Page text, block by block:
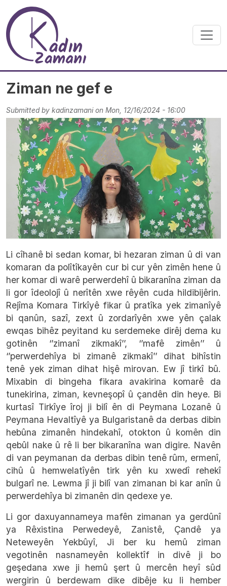
Skip to main content
Ziman ne gef e
Submitted by kadinzamani on Mon, 12/16/2024 - 16:00
Li cîhanê bi sedan komar, bi hezaran ziman û di van
komaran da polîtîkayên cur bi cur yên zimên hene û
her komar di warê perwerdehî û bikaranîna ziman da
li gor îdeolojî û nerîtên xwe rêyên cuda hildibijêrin.
Rejîma Komara Tirkîyê fikar û pratîka yek zimanîyê
bi qanûn, sazî, zext û zordarîyên xwe yên çalak
ewqas bihêz peyitand ku serdemeke dirêj dema ku
gotinên ‘’zimanî zikmakî’’, ‘’mafê zimên’’ û
‘’perwerdehîya bi zimanê zikmakî’’ dihat bihîstin
tenê yek ziman dihat hişê mirovan. Ew jî tirkî bû.
Mixabin di bingeha fikara avakirina komarê da
tunekirina, ziman, kevneşopî û çandên din heye. Bi
kurtasî Tirkîye îroj ji bilî ên di Peymana Lozanê û
Peymana Hevaltîyê ya Bulgaristanê da derbas dibin
hebûna zimanên hindekahî, otokton û komên din
qebûl nake û rê li ber bikaranîna wan digire. Navên
di van peymanan da derbas dibin tenê rûm, ermenî,
cihû û hemwelatîyên tirk yên ku xwedî rehekî
bulgarî ne. Lewma jî ji bilî van zimanan bi kar anîn û
perwerdehîya bi zimanên din qedexe ye.
Li gor daxuyannameya mafên zimanan ya gerdûnî
ya Rêxistina Perwedeyê, Zanistê, Çandê ya
Neteweyên Yekbûyî, Ji ber ku hemû ziman
vegotinên nasnameyên kollektîf in divê ji bo
geşedana xwe ji hemû şert û mercên heyî sûd
wergirin û berdewam dike dibêje ku li hember